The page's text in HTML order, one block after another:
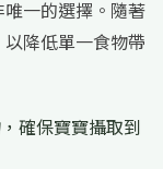
一的選擇。隨著
降低單一食物帶
確保寶寶攝取到